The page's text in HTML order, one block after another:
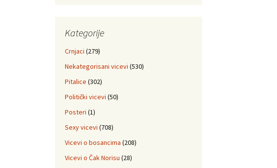
Kategorije
Crnjaci (279)
Nekategorisani vicevi (530)
Pitalice (302)
Politički vicevi (50)
Posteri (1)
Sexy vicevi (708)
Vicevi o bosancima (208)
Vicevi o Čak Norisu (28)